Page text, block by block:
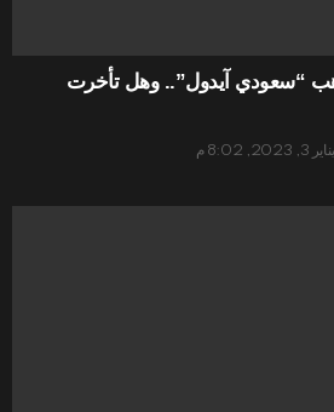
“سعودي آيدول”.. وهل تأخرت
يناير 3, 2023, 8:02 م